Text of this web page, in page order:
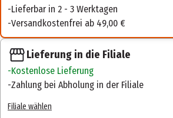
Lieferbar in 2 - 3 Werktagen
Versandkostenfrei ab 49,00 €
Lieferung in die Filiale
Kostenlose Lieferung
Zahlung bei Abholung in der Filiale
Filiale wählen